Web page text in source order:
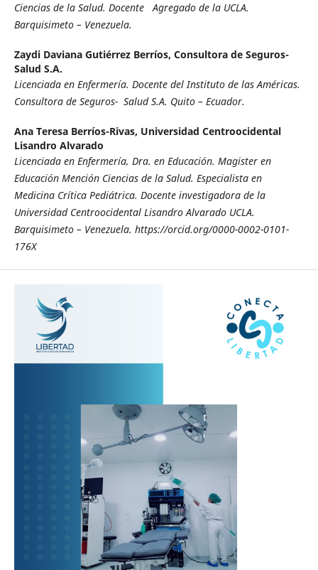
Ciencias de la Salud. Docente Agregado de la UCLA.
Barquisimeto – Venezuela.
Zaydi Daviana Gutiérrez Berríos, Consultora de Seguros-
Salud S.A.
Licenciada en Enfermería. Docente del Instituto de las Américas.
Consultora de Seguros- Salud S.A. Quito – Ecuador.
Ana Teresa Berríos-Rivas, Universidad Centroocidental
Lisandro Alvarado
Licenciada en Enfermería, Dra. en Educación. Magister en
Educación Mención Ciencias de la Salud. Especialista en
Medicina Crítica Pediátrica. Docente investigadora de la
Universidad Centroocidental Lisandro Alvarado UCLA.
Barquisimeto – Venezuela. https://orcid.org/0000-0002-0101-
176X